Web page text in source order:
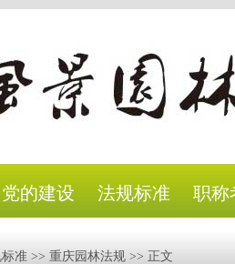
党的建设 法规标准 职称
准 >> 重庆园林法规 >> 正文